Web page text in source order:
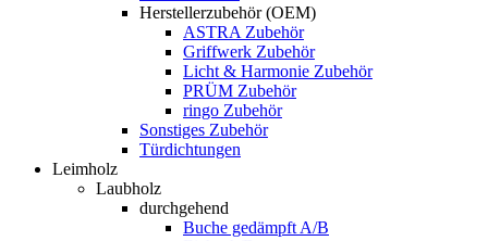
Herstellerzubehör (OEM)
ASTRA Zubehör
Griffwerk Zubehör
Licht & Harmonie Zubehör
PRÜM Zubehör
ringo Zubehör
Sonstiges Zubehör
Türdichtungen
Leimholz
Laubholz
durchgehend
Buche gedämpft A/B